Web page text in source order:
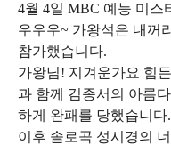
4월 4일 MBC 예능 미스
우우우~ 가왕석은 내꺼
참가했습니다.
가왕님! 지겨운가요 힘
과 함께 김종서의 아름
하게 완패를 당했습니다.
이후 솔로곡 성시경의